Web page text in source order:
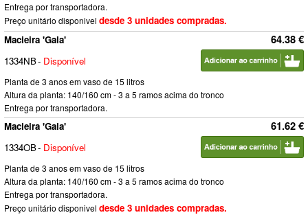
Entrega por transportadora.
Preço unitário disponivel desde 3 unidades compradas.
64.38 €
Macieira 'Gala'
1334NB- Disponível
Planta de 3 anos em vaso de 15 litros
Altura da planta: 140/160 cm - 3 a 5 ramos acima do tronco
Entrega por transportadora.
61.62 €
Macieira 'Gala'
1334OB- Disponível
Planta de 3 anos em vaso de 15 litros
Altura da planta: 140/160 cm - 3 a 5 ramos acima do tronco
Entrega por transportadora.
Preço unitário disponivel desde 3 unidades compradas.